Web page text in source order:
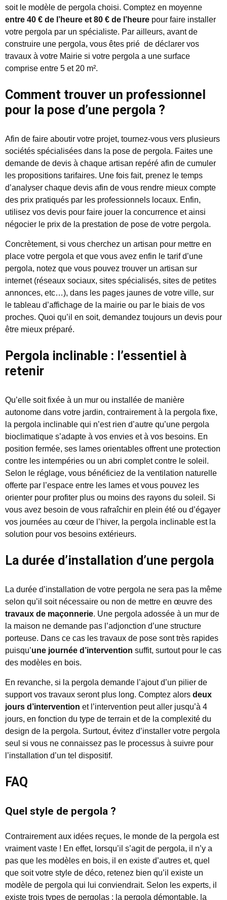
soit le modèle de pergola choisi. Comptez en moyenne
entre 40 € de l’heure et 80 € de l’heure pour faire installer
votre pergola par un spécialiste. Par ailleurs, avant de
construire une pergola, vous êtes prié de déclarer vos
travaux à votre Mairie si votre pergola a une surface
comprise entre 5 et 20 m².
Comment trouver un professionnel
pour la pose d’une pergola ?
Afin de faire aboutir votre projet, tournez-vous vers plusieurs
sociétés spécialisées dans la pose de pergola. Faites une
demande de devis à chaque artisan repéré afin de cumuler
les propositions tarifaires. Une fois fait, prenez le temps
d’analyser chaque devis afin de vous rendre mieux compte
des prix pratiqués par les professionnels locaux. Enfin,
utilisez vos devis pour faire jouer la concurrence et ainsi
négocier le prix de la prestation de pose de votre pergola.
Concrètement, si vous cherchez un artisan pour mettre en
place votre pergola et que vous avez enfin le tarif d’une
pergola, notez que vous pouvez trouver un artisan sur
internet (réseaux sociaux, sites spécialisés, sites de petites
annonces, etc…), dans les pages jaunes de votre ville, sur
le tableau d’affichage de la mairie ou par le biais de vos
proches. Quoi qu’il en soit, demandez toujours un devis pour
être mieux préparé.
Pergola inclinable : l’essentiel à
retenir
Qu’elle soit fixée à un mur ou installée de manière
autonome dans votre jardin, contrairement à la pergola fixe,
la pergola inclinable qui n’est rien d’autre qu’une pergola
bioclimatique s’adapte à vos envies et à vos besoins. En
position fermée, ses lames orientables offrent une protection
contre les intempéries ou un abri complet contre le soleil.
Selon le réglage, vous bénéficiez de la ventilation naturelle
offerte par l’espace entre les lames et vous pouvez les
orienter pour profiter plus ou moins des rayons du soleil. Si
vous avez besoin de vous rafraîchir en plein été ou d’égayer
vos journées au cœur de l’hiver, la pergola inclinable est la
solution pour vos besoins extérieurs.
La durée d’installation d’une pergola
La durée d’installation de votre pergola ne sera pas la même
selon qu’il soit nécessaire ou non de mettre en œuvre des
travaux de maçonnerie. Une pergola adossée à un mur de
la maison ne demande pas l’adjonction d’une structure
porteuse. Dans ce cas les travaux de pose sont très rapides
puisqu’une journée d’intervention suffit, surtout pour le cas
des modèles en bois.
En revanche, si la pergola demande l’ajout d’un pilier de
support vos travaux seront plus long. Comptez alors deux
jours d’intervention et l’intervention peut aller jusqu’à 4
jours, en fonction du type de terrain et de la complexité du
design de la pergola. Surtout, évitez d’installer votre pergola
seul si vous ne connaissez pas le processus à suivre pour
l’installation d’un tel dispositif.
FAQ
Quel style de pergola ?
Contrairement aux idées reçues, le monde de la pergola est
vraiment vaste ! En effet, lorsqu’il s’agit de pergola, il n’y a
pas que les modèles en bois, il en existe d’autres et, quel
que soit votre style de déco, retenez bien qu’il existe un
modèle de pergola qui lui conviendrait. Selon les experts, il
existe trois types de pergolas : la pergola démontable, la